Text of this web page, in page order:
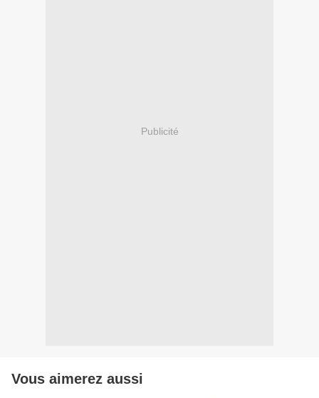
Publicité
Vous aimerez aussi